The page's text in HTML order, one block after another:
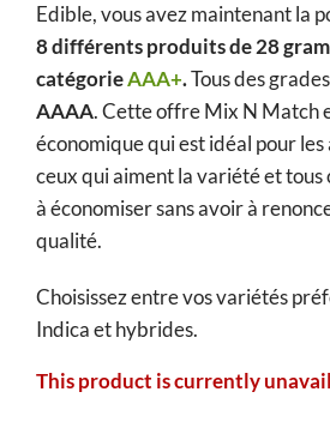
Edible, vous avez maintenant la
8 différents produits de 28
catégorieAAA+.Tous des
AAAA. Cette offre Mix N Match
économique qui est idéal pour
ceux qui aiment la variété et
à économiser sans avoir à
qualité.
Choisissez entre vos variétés
Indica et hybrides.
This product is currently